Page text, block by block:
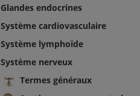
Glandes endocrines
Système cardiovasculaire
Système lymphoïde
Système nerveux
Termes généraux